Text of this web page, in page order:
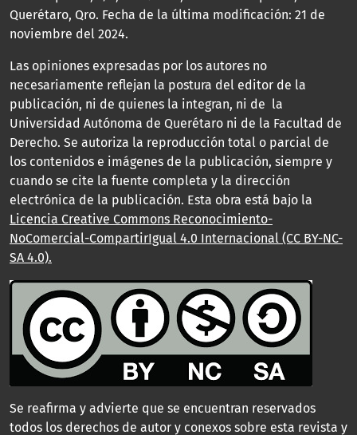
Querétaro, Qro. Fecha de la última modificación: 21 de
noviembre del 2024.
Las opiniones expresadas por los autores no
necesariamente reflejan la postura del editor de la
publicación, ni de quienes la integran, ni de la
Universidad Autónoma de Querétaro ni de la Facultad de
Derecho. Se autoriza la reproducción total o parcial de
los contenidos e imágenes de la publicación, siempre y
cuando se cite la fuente completa y la dirección
electrónica de la publicación. Esta obra está bajo la
Licencia Creative Commons Reconocimiento-
NoComercial-CompartirIgual 4.0 Internacional (CC BY-NC-
SA 4.0).
Se reafirma y advierte que se encuentran reservados
todos los derechos de autor y conexos sobre esta revista y